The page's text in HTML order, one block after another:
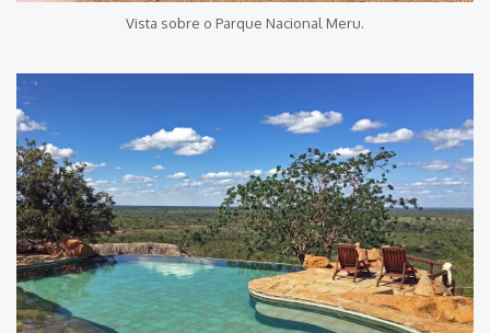
Vista sobre o Parque Nacional Meru.